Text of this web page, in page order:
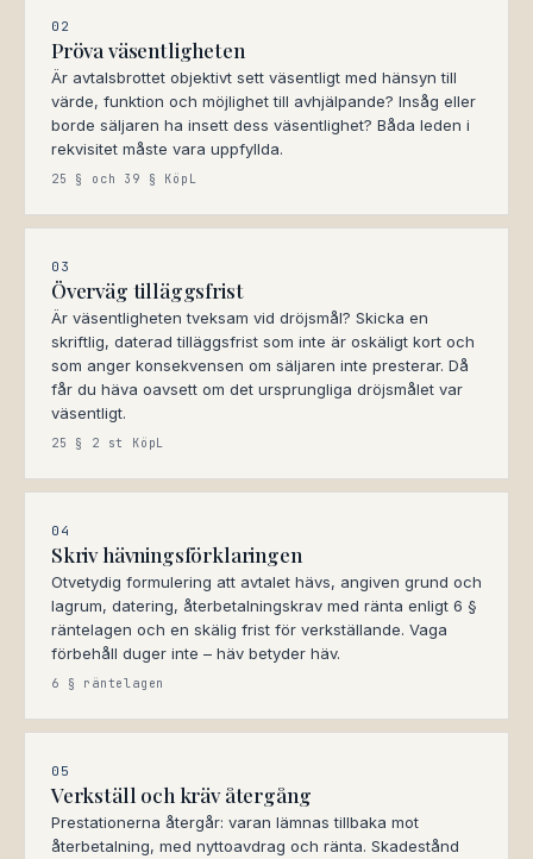
02
Pröva väsentligheten
Är avtalsbrottet objektivt sett väsentligt med hänsyn till
värde, funktion och möjlighet till avhjälpande? Insåg eller
borde säljaren ha insett dess väsentlighet? Båda leden i
rekvisitet måste vara uppfyllda.
25 § och 39 § KöpL
03
Överväg tilläggsfrist
Är väsentligheten tveksam vid dröjsmål? Skicka en
skriftlig, daterad tilläggsfrist som inte är oskäligt kort och
som anger konsekvensen om säljaren inte presterar. Då
får du häva oavsett om det ursprungliga dröjsmålet var
väsentligt.
25 § 2 st KöpL
04
Skriv hävningsförklaringen
Otvetydig formulering att avtalet hävs, angiven grund och
lagrum, datering, återbetalningskrav med ränta enligt 6 §
räntelagen och en skälig frist för verkställande. Vaga
förbehåll duger inte – häv betyder häv.
6 § räntelagen
05
Verkställ och kräv återgång
Prestationerna återgår: varan lämnas tillbaka mot
återbetalning, med nyttoavdrag och ränta. Skadestånd